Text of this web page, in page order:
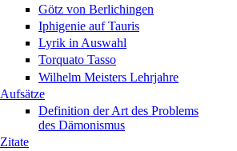
Götz von Berlichingen
Iphigenie auf Tauris
Lyrik in Auswahl
Torquato Tasso
Wilhelm Meisters Lehrjahre
Aufsätze
Definition der Art des Problems
des Dämonismus
Zitate